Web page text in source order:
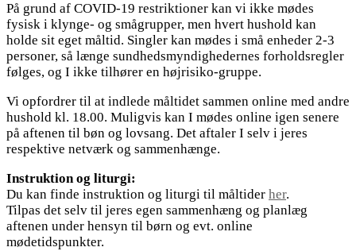
På grund af COVID-19 restriktioner kan vi ikke mødes
fysisk i klynge- og smågrupper, men hvert hushold kan
holde sit eget måltid. Singler kan mødes i små enheder 2-3
personer, så længe sundhedsmyndighedernes forholdsregler
følges, og I ikke tilhører en højrisiko-gruppe.
Vi opfordrer til at indlede måltidet sammen online med andre
hushold kl. 18.00. Muligvis kan I mødes online igen senere
på aftenen til bøn og lovsang. Det aftaler I selv i jeres
respektive netværk og sammenhænge.
Instruktion og liturgi:
Du kan finde instruktion og liturgi til måltider her.
Tilpas det selv til jeres egen sammenhæng og planlæg
aftenen under hensyn til børn og evt. online
mødetidspunkter.